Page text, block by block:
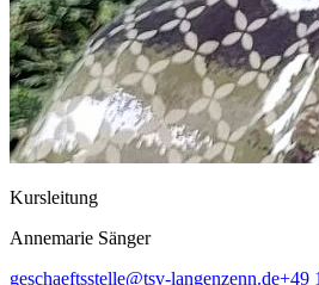
Kursleitung
Annemarie Sänger
geschaeftsstelle@tsv-langenzenn.de+49